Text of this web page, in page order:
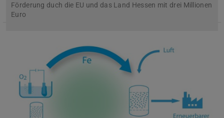
Förderung duch die EU und das Land Hessen mit drei Millionen
Euro